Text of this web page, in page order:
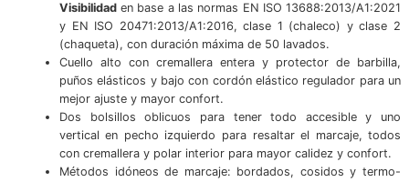
Visibilidaden base a las normas EN ISO 13688:2013/A1:2021
y EN ISO 20471:2013/A1:2016, clase 1 (chaleco) y clase 2
(chaqueta), con duración máxima de 50 lavados.
Cuello alto con cremallera entera y protector de barbilla,
puños elásticos y bajo con cordón elástico regulador para un
mejor ajuste y mayor confort.
Dos bolsillos oblicuos para tener todo accesible y uno
vertical en pecho izquierdo para resaltar el marcaje, todos
con cremallera y polar interior para mayor calidez y confort.
Métodos idóneos de marcaje: bordados, cosidos y termo-